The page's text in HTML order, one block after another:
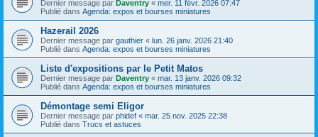
Dernier message par Daventry « mer. 11 févr. 2026 07:47
Publié dans Agenda: expos et bourses miniatures
Hazerail 2026
Dernier message par gauthier « lun. 26 janv. 2026 21:40
Publié dans Agenda: expos et bourses miniatures
Liste d'expositions par le Petit Matos
Dernier message par Daventry « mar. 13 janv. 2026 09:32
Publié dans Agenda: expos et bourses miniatures
Démontage semi Eligor
Dernier message par phidef « mar. 25 nov. 2025 22:38
Publié dans Trucs et astuces